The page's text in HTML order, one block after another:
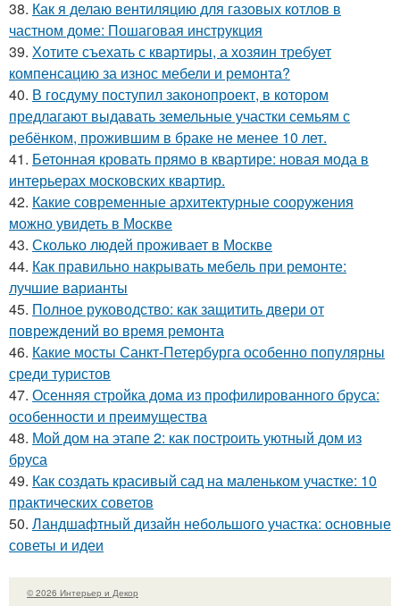
38. Как я делаю вентиляцию для газовых котлов в
частном доме: Пошаговая инструкция
39. Хотите съехать с квартиры, а хозяин требует
компенсацию за износ мебели и ремонта?
40. В госдуму поступил законопроект, в котором
предлагают выдавать земельные участки семьям с
ребёнком, прожившим в браке не менее 10 лет.
41. Бетонная кровать прямо в квартире: новая мода в
интерьерах московских квартир.
42. Какие современные архитектурные сооружения
можно увидеть в Москве
43. Сколько людей проживает в Москве
44. Как правильно накрывать мебель при ремонте:
лучшие варианты
45. Полное руководство: как защитить двери от
повреждений во время ремонта
46. Какие мосты Санкт-Петербурга особенно популярны
среди туристов
47. Осенняя стройка дома из профилированного бруса:
особенности и преимущества
48. Мой дом на этапе 2: как построить уютный дом из
бруса
49. Как создать красивый сад на маленьком участке: 10
практических советов
50. Ландшафтный дизайн небольшого участка: основные
советы и идеи
© 2026 Интерьер и Декор